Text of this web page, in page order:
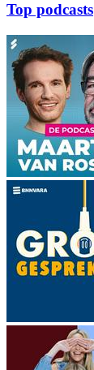
Top podcasts